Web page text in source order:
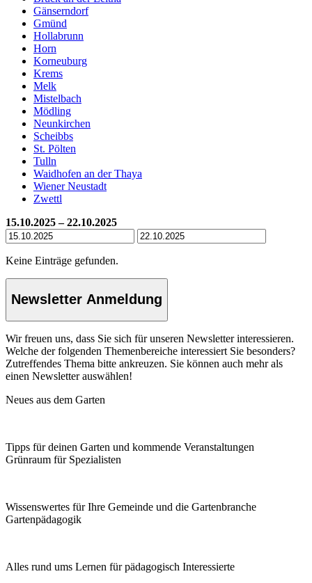
Gänserndorf
Gmünd
Hollabrunn
Horn
Korneuburg
Krems
Melk
Mistelbach
Mödling
Neunkirchen
Scheibbs
St. Pölten
Tulln
Waidhofen an der Thaya
Wiener Neustadt
Zwettl
15.10.2025 – 22.10.2025
Keine Einträge gefunden.
Newsletter Anmeldung
Wir freuen uns, dass Sie sich für unseren Newsletter interessieren.
Welche der folgenden Themenbereiche interessiert Sie besonders?
Zutreffendes Thema bitte ankreuzen. Sie können auch mehr als
einen Newsletter auswählen!
Neues aus dem Garten
Tipps für deinen Garten und kommende Veranstaltungen
Grünraum für Spezialisten
Wissenswertes für Ihre Gemeinde und die Gartenbranche
Garten­pädagogik
Alles rund ums Lernen für pädagogisch Interessierte